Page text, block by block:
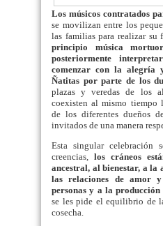
Los músicos contratados
se movilizan entre los
las familias para realizar su
principio música
posteriormente
comenzar con la alegría
Ñatitas por parte de los
plazas y veredas de los
coexisten al mismo tiempo
de los diferentes dueños
invitados de una manera
Esta singular celebración
creencias, los cráneos
ancestral, al bienestar, a la
las relaciones de amor
personas y a la
se les pide el equilibrio de
cosecha.